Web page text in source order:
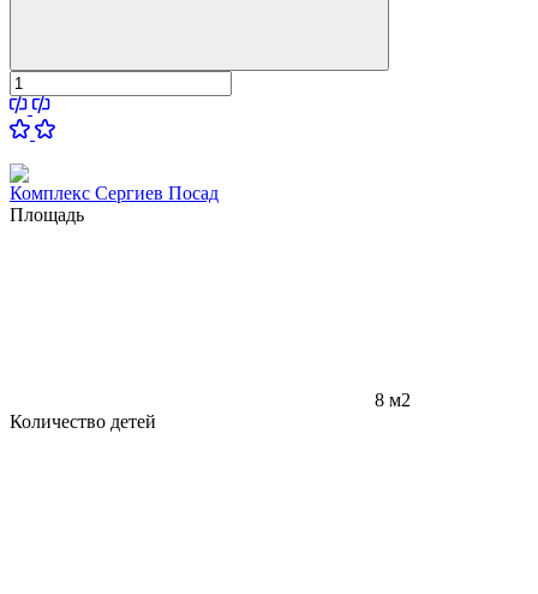
Комплекс Сергиев Посад
Площадь
8 м2
Количество детей